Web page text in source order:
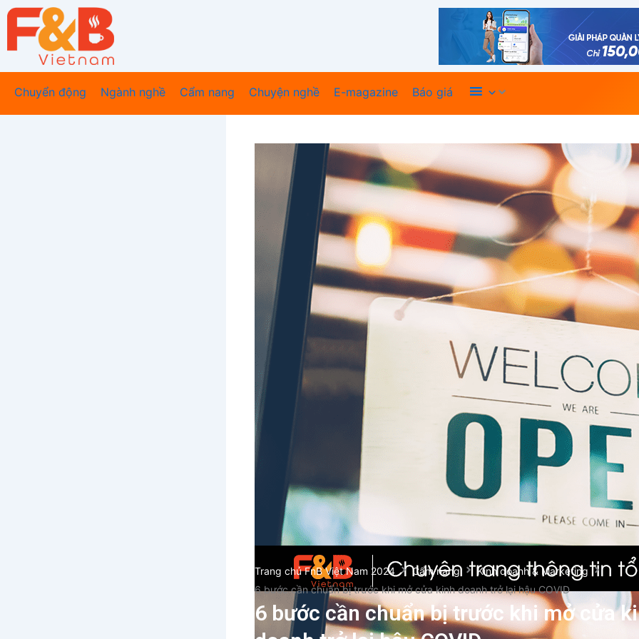
Nhảy
Chuyển động
Ngành nghề Cẩm nang Chuyện nghề E-magazine Báo giá Xem thêm
Trang chủ FnB Việt Nam 2024 Cẩm nang
Kinh doanh & Marketing
6 bước cần chuẩn bị trước khi mở cửa kinh doanh trở lại hậu COVID
6 bước cần chuẩn bị trước khi mở cửa